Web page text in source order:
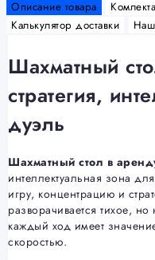
Описание товара
Калькулятор доставки
Шахматный
стратегия,
дуэль
Шахматный стол в
интеллектуальная зона
игру, концентрацию и
разворачивается тихое,
каждый ход имеет
скоростью.